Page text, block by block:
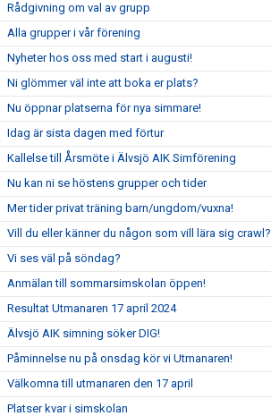
Rådgivning om val av grupp
Alla grupper i vår förening
Nyheter hos oss med start i augusti!
Ni glömmer väl inte att boka er plats?
Nu öppnar platserna för nya simmare!
Idag är sista dagen med förtur
Kallelse till Årsmöte i Älvsjö AIK Simförening
Nu kan ni se höstens grupper och tider
Mer tider privat träning barn/ungdom/vuxna!
Vill du eller känner du någon som vill lära sig crawl?
Vi ses väl på söndag?
Anmälan till sommarsimskolan öppen!
Resultat Utmanaren 17 april 2024
Älvsjö AIK simning söker DIG!
Påminnelse nu på onsdag kör vi Utmanaren!
Välkomna till utmanaren den 17 april
Platser kvar i simskolan